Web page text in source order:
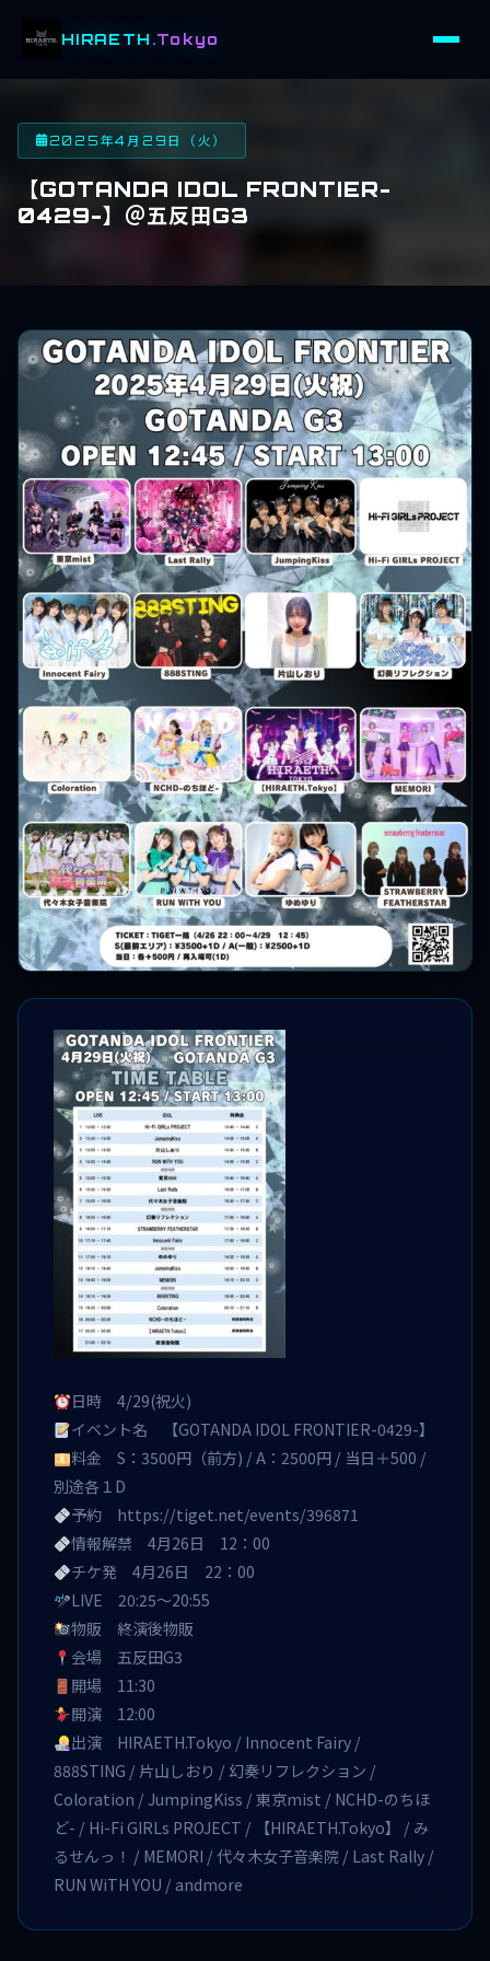
HIRAETH .Tokyo
2025年4月29日（火）
【GOTANDA IDOL FRONTIER-
0429-】＠五反田G3
日時 4/29(祝火)
イベント名 【GOTANDA IDOL FRONTIER-0429-】
料金 S：3500円（前方) / A：2500円 / 当日＋500 /
別途各１D
予約 https://tiget.net/events/396871
情報解禁 4月26日 12：00
チケ発 4月26日 22：00
LIVE 20:25〜20:55
物販 終演後物販
会場 五反田G3
開場 11:30
開演 12:00
出演 HIRAETH.Tokyo / Innocent Fairy /
888STING / 片山しおり / 幻奏リフレクション /
Coloration / JumpingKiss / 東京mist / NCHD-のちほ
ど- / Hi-Fi GIRLs PROJECT / 【HIRAETH.Tokyo】 / み
るせんっ！ / MEMORI / 代々木女子音楽院 / Last Rally /
RUN WiTH YOU / andmore